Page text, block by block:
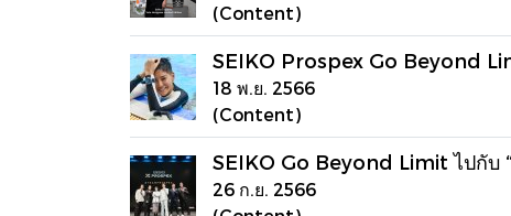
(Content)
SEIKO Prospex Go Beyond
18 พ.ย. 2566
(Content)
SEIKO Go Beyond Limit ไปกับ
26 ก.ย. 2566